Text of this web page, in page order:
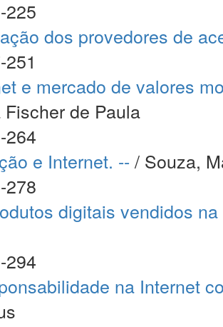
225
dos provedores de
e mercado de valores
Fischer de Paula
264
e Internet. -- / Souza,
278
digitais vendidos
294
na Internet